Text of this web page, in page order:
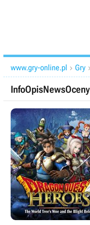
www.gry-online.pl  Gry 
InfoOpisNewsOceny